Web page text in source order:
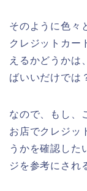
そのように色々
クレジットカー
えるかどうかは
ばいいだけでは
なので、もし、
お店でクレジッ
うかを確認した
ジを参考にされ